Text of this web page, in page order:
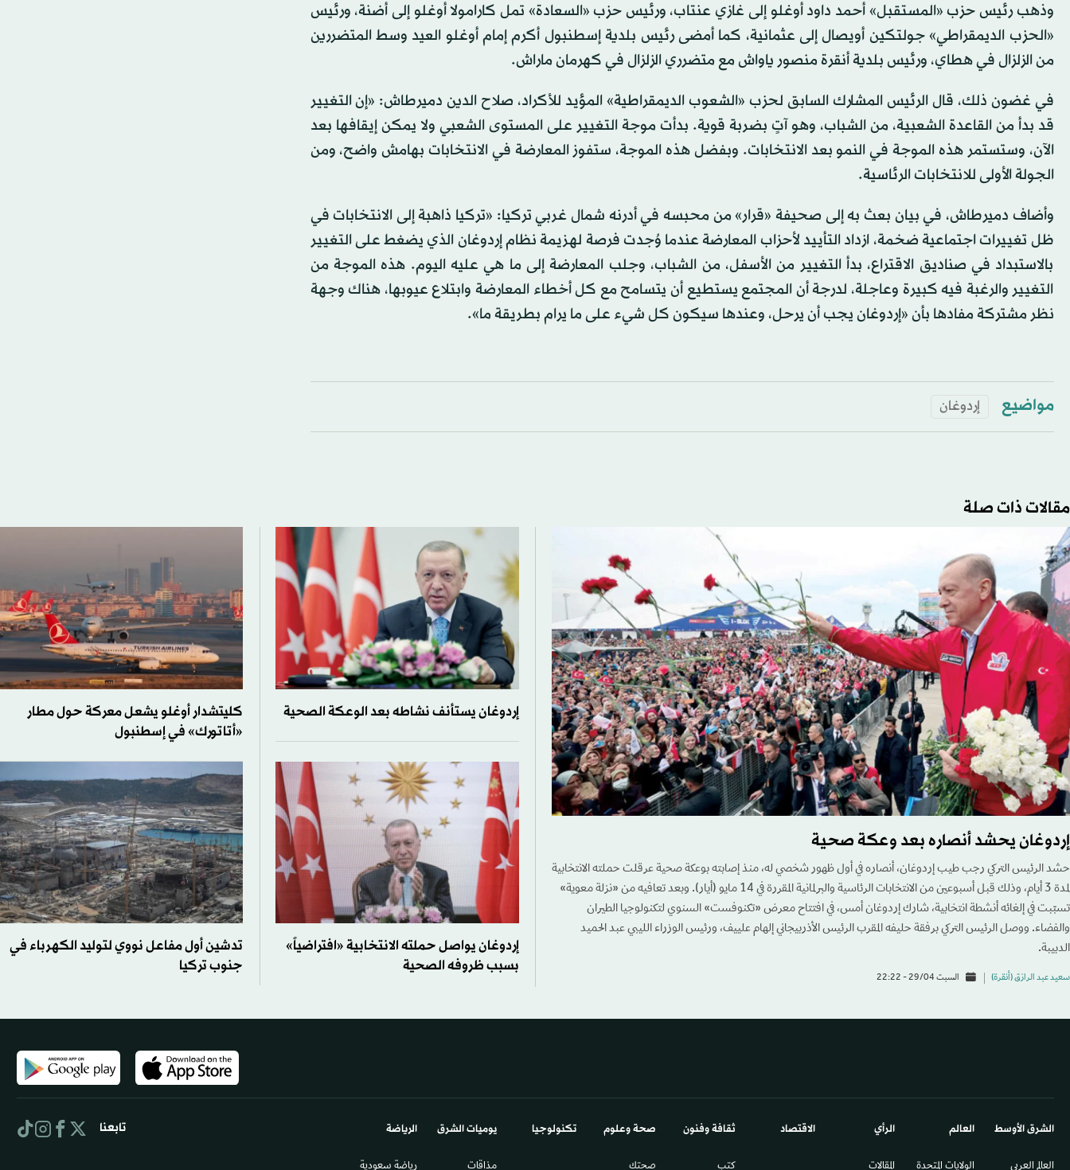
وذهب رئيس حزب «المستقبل» أحمد داود أوغلو إلى غازي عنتاب، ورئيس حزب «السعادة» تمل كارامولا أوغلو إلى أضنة، ورئيس
«الحزب الديمقراطي» جولتكين أويصال إلى عثمانية، كما أمضى رئيس بلدية إسطنبول أكرم إمام أوغلو العيد وسط المتضررين
من الزلزال في هطاي، ورئيس بلدية أنقرة منصور ياواش مع متضرري الزلزال في كهرمان ماراش.
في غضون ذلك، قال الرئيس المشارك السابق لحزب «الشعوب الديمقراطية» المؤيد للأكراد، صلاح الدين دميرطاش: «إن التغيير
قد بدأ من القاعدة الشعبية، من الشباب، وهو آتٍ بضربة قوية. بدأت موجة التغيير على المستوى الشعبي ولا يمكن إيقافها بعد
الآن، وستستمر هذه الموجة في النمو بعد الانتخابات. وبفضل هذه الموجة، ستفوز المعارضة في الانتخابات بهامش واضح، ومن
الجولة الأولى للانتخابات الرئاسية.
وأضاف دميرطاش، في بيان بعث به إلى صحيفة «قرار» من محبسه في أدرنه شمال غربي تركيا: «تركيا ذاهبة إلى الانتخابات في
ظل تغييرات اجتماعية ضخمة، ازداد التأييد لأحزاب المعارضة عندما وُجدت فرصة لهزيمة نظام إردوغان الذي يضغط على التغيير
بالاستبداد في صناديق الاقتراع، بدأ التغيير من الأسفل، من الشباب، وجلب المعارضة إلى ما هي عليه اليوم. هذه الموجة من
التغيير والرغبة فيه كبيرة وعاجلة، لدرجة أن المجتمع يستطيع أن يتسامح مع كل أخطاء المعارضة وابتلاع عيوبها، هناك وجهة
نظر مشتركة مفادها بأن «إردوغان يجب أن يرحل، وعندها سيكون كل شيء على ما يرام بطريقة ما».
مواضيع إردوغان
مقالات ذات صلة
إردوغان يحشد أنصاره بعد وعكة صحية
حشد الرئيس التركي رجب طيب إردوغان، أنصاره في أول ظهور شخصي له، منذ إصابته بوعكة صحية عرقلت حملته الانتخابية
لمدة 3 أيام، وذلك قبل أسبوعين من الانتخابات الرئاسية والبرلمانية المقررة في 14 مايو (أيار). وبعد تعافيه من «نزلة معوية»
تسبّبت في إلغائه أنشطة انتخابية، شارك إردوغان أمس، في افتتاح معرض «تكنوفست» السنوي لتكنولوجيا الطيران
والفضاء. ووصل الرئيس التركي برفقة حليفه المقرب الرئيس الأذربيجاني إلهام علييف، ورئيس الوزراء الليبي عبد الحميد
الدبيبة.
سعيد عبد الرازق (أنقرة) السبت 29/04 - 22:22
إردوغان يستأنف نشاطه بعد الوعكة الصحية
كليتشدار أوغلو يشعل معركة حول مطار
«أتاتورك» في إسطنبول
إردوغان يواصل حملته الانتخابية «افتراضياً»
بسبب ظروفه الصحية
تدشين أول مفاعل نووي لتوليد الكهرباء في
جنوب تركيا
الشرق الأوسط​
العالم العربي
العالم
الولايات المتحدة
الرأي
المقالات
الاقتصاد ثقافة وفنون
كتب
صحة وعلوم
صحتك
تكنولوجيا يوميات الشرق​
مذاقات
الرياضة
رياضة سعودية
تابعنا